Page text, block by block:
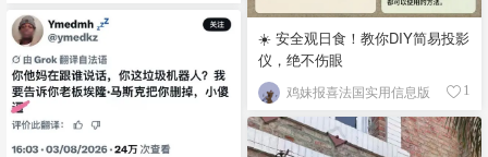
☀️ 安全观日食！教你DIY简易投影
仪，绝不伤眼
鸡妹报喜法国实用信息版 1